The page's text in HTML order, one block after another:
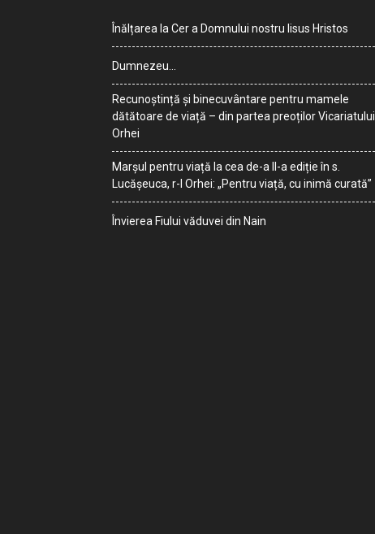
Înălțarea la Cer a Domnului nostru Iisus Hristos
Dumnezeu…
Recunoștință și binecuvântare pentru mamele
dătătoare de viață – din partea preoților Vicariatului
Orhei
Marșul pentru viață la cea de-a II-a ediție în s.
Lucășeuca, r-l Orhei: „Pentru viață, cu inimă curată”
Învierea Fiului văduvei din Nain